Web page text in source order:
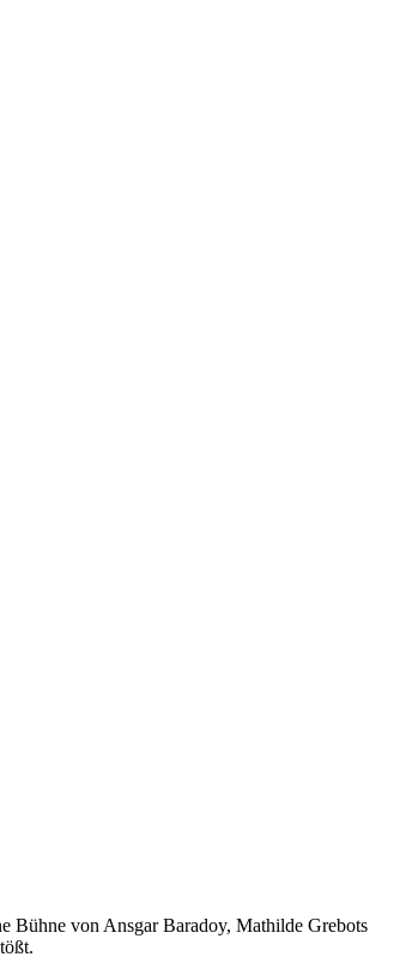
Bühne von Ansgar Baradoy, Mathilde Grebots